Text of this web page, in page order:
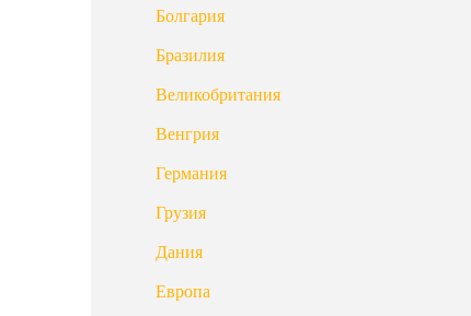
Болгария
Бразилия
Великобритания
Венгрия
Германия
Грузия
Дания
Европа